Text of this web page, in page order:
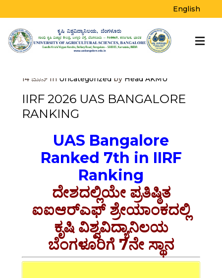
English
> Uncategorized
IIRF 2026 UAS
Bangalore Ranking
14 ಜೂನ್ In Uncategorized by Head AKMU
IIRF 2026 UAS BANGALORE
RANKING
UAS Bangalore
Ranked 7th in IIRF
Ranking
ದೇಶದಲ್ಲಿಯೇ ಪ್ರತಿಷ್ಠಿತ
ಐಐಆರ್‌ಎಫ್ ಶ್ರೇಯಾಂಕದಲ್ಲಿ
ಕೃಷಿ ವಿಶ್ವವಿದ್ಯಾನಿಲಯ
ಬೆಂಗಳೂರಿಗೆ 7ನೇ ಸ್ಥಾನ